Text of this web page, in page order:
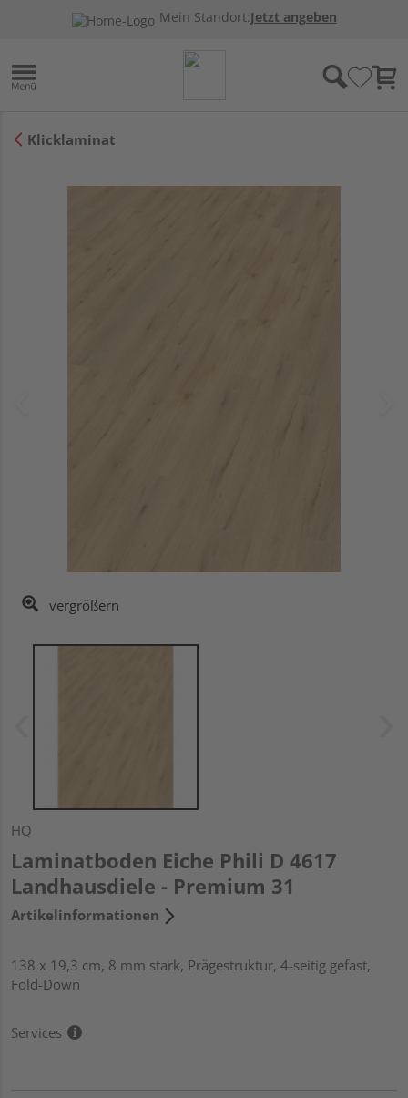
Mein Standort:Jetzt angeben
Klicklaminat
vergrößern
HQ
Laminatboden Eiche Phili D 4617
Landhausdiele - Premium 31
Artikelinformationen
138 x 19,3 cm, 8 mm stark, Prägestruktur, 4-seitig gefast,
Fold-Down
Services